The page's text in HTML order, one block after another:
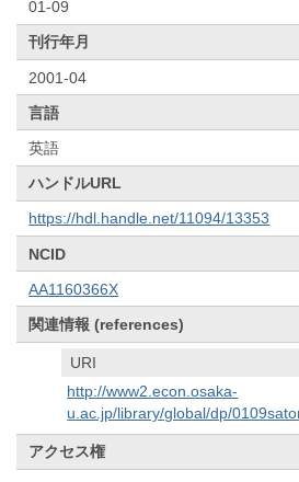
01-09
刊行年月
2001-04
言語
英語
ハンドルURL
https://hdl.handle.net/11094/13353
NCID
AA1160366X
関連情報 (references)
URI
http://www2.econ.osaka-
u.ac.jp/library/global/dp/
アクセス権